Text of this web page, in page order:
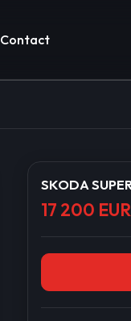
Contact
SKODA
17 200 EUR